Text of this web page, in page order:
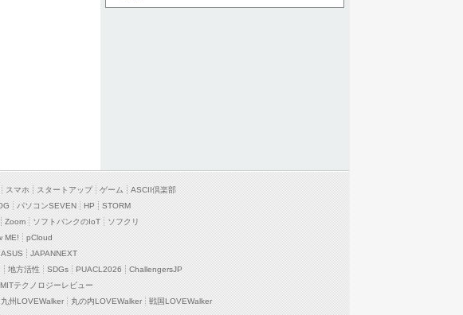
スマホ スタートアップ ゲーム
ASCII倶楽部
パソコンSEVEN HP
STORM
Zoom ソフトバンクのIoT
ソフクリ
ME!
pCloud
ASUS
JAPANNEXT
地方活性 SDGs PUACL2026
ChallengersJP
MITテクノロジーレビュー
九州LOVEWalker 丸の内LOVEWalker 戦国LOVEWalker